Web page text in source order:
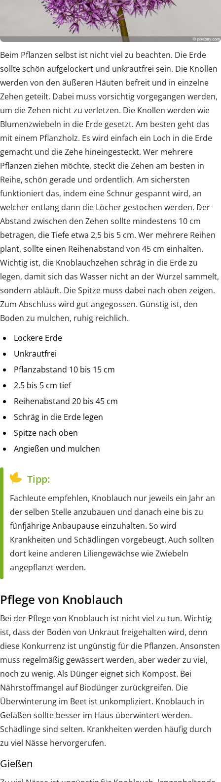
Beim Pflanzen selbst ist nicht viel zu beachten. Die Erde
sollte schön aufgelockert und unkrautfrei sein. Die Knollen
werden von den äußeren Häuten befreit und in einzelne
Zehen geteilt. Dabei muss vorsichtig vorgegangen werden,
um die Zehen nicht zu verletzen. Die Knollen werden wie
Blumenzwiebeln in die Erde gesetzt. Am besten geht das
mit einem Pflanzholz. Es wird einfach ein Loch in die Erde
gemacht und die Zehe hineingesteckt. Wer mehrere
Pflanzen ziehen möchte, steckt die Zehen am besten in
Reihe, schön gerade und ordentlich. Am sichersten
funktioniert das, indem eine Schnur gespannt wird, an
welcher entlang dann die Löcher gestochen werden. Der
Abstand zwischen den Zehen sollte mindestens 10 cm
betragen, die Tiefe etwa 2,5 bis 5 cm. Wer mehrere Reihen
plant, sollte einen Reihenabstand von 45 cm einhalten.
Wichtig ist, die Knoblauchzehen schräg in die Erde zu
legen, damit sich das Wasser nicht an der Wurzel sammelt,
sondern abläuft. Die Spitze muss dabei nach oben zeigen.
Zum Abschluss wird gut angegossen. Günstig ist, den
Boden zu mulchen, ruhig reichlich.
Lockere Erde
Unkrautfrei
Pflanzabstand 10 bis 15 cm
2,5 bis 5 cm tief
Reihenabstand 20 bis 45 cm
Schräg in die Erde legen
Spitze nach oben
Angießen und mulchen
Tipp:
Fachleute empfehlen, Knoblauch nur jeweils ein Jahr an
der selben Stelle anzubauen und danach eine bis zu
fünfjährige Anbaupause einzuhalten. So wird
Krankheiten und Schädlingen vorgebeugt. Auch sollten
dort keine anderen Liliengewächse wie Zwiebeln
angepflanzt werden.
Pflege von Knoblauch
Bei der Pflege von Knoblauch ist nicht viel zu tun. Wichtig
ist, dass der Boden von Unkraut freigehalten wird, denn
diese Konkurrenz ist ungünstig für die Pflanzen. Ansonsten
muss regelmäßig gewässert werden, aber weder zu viel,
noch zu wenig. Als Dünger eignet sich Kompost. Bei
Nährstoffmangel auf Biodünger zurückgreifen. Die
Überwinterung im Beet ist unkompliziert. Knoblauch in
Gefäßen sollte besser im Haus überwintert werden.
Schädlinge sind selten. Krankheiten werden häufig durch
zu viel Nässe hervorgerufen.
Gießen